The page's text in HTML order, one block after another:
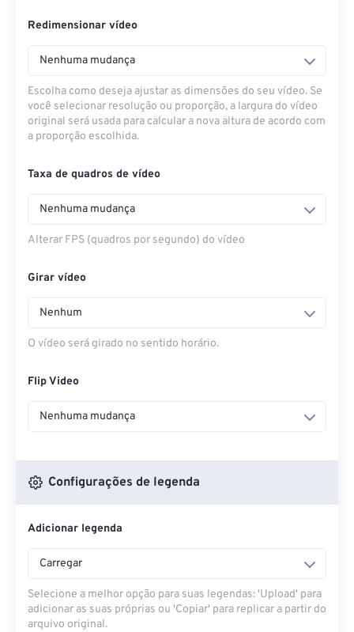
Redimensionar vídeo
Nenhuma mudança
Escolha como deseja ajustar as dimensões do seu vídeo. Se
você selecionar resolução ou proporção, a largura do vídeo
original será usada para calcular a nova altura de acordo com
a proporção escolhida.
Taxa de quadros de vídeo
Nenhuma mudança
Alterar FPS (quadros por segundo) do vídeo
Girar vídeo
Nenhum
O vídeo será girado no sentido horário.
Flip Video
Nenhuma mudança
Configurações de legenda
Adicionar legenda
Carregar
Selecione a melhor opção para suas legendas: 'Upload' para
adicionar as suas próprias ou 'Copiar' para replicar a partir do
arquivo original.